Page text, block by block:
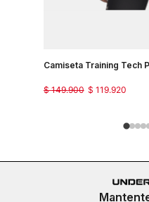
Camiseta Training Tech
$ 119.920
$ 149.900